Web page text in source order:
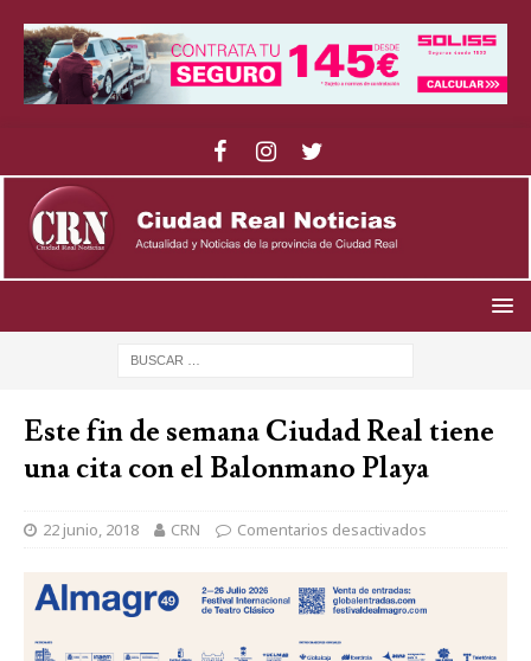
Este fin de semana Ciudad Real tiene
una cita con el Balonmano Playa
22 junio, 2018 CRN Comentarios desactivados